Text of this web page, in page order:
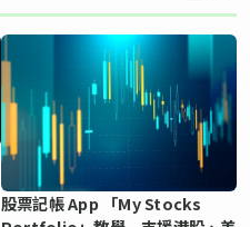
股票記帳 App 「My Stocks